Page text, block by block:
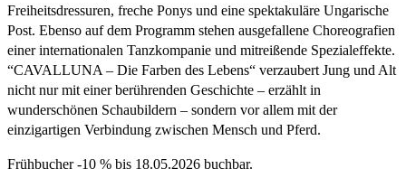
Freiheitsdressuren, freche Ponys und eine spektakuläre Ungarische
Post. Ebenso auf dem Programm stehen ausgefallene Choreografien
einer internationalen Tanzkompanie und mitreißende Spezialeffekte.
“CAVALLUNA – Die Farben des Lebens“ verzaubert Jung und Alt
nicht nur mit einer berührenden Geschichte – erzählt in
wunderschönen Schaubildern – sondern vor allem mit der
einzigartigen Verbindung zwischen Mensch und Pferd.
Frühbucher -10 % bis 18.05.2026 buchbar.